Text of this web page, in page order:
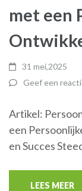
met een
31 mei,2025
Geef een
Artikel:
een
en Succes
LEES MEER